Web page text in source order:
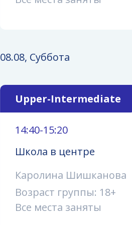
08.08, Суббота
Upper-Intermediate
14:40-15:20
Школа в центре
Каролина Шишканова
Возраст группы: 18+
Все места заняты